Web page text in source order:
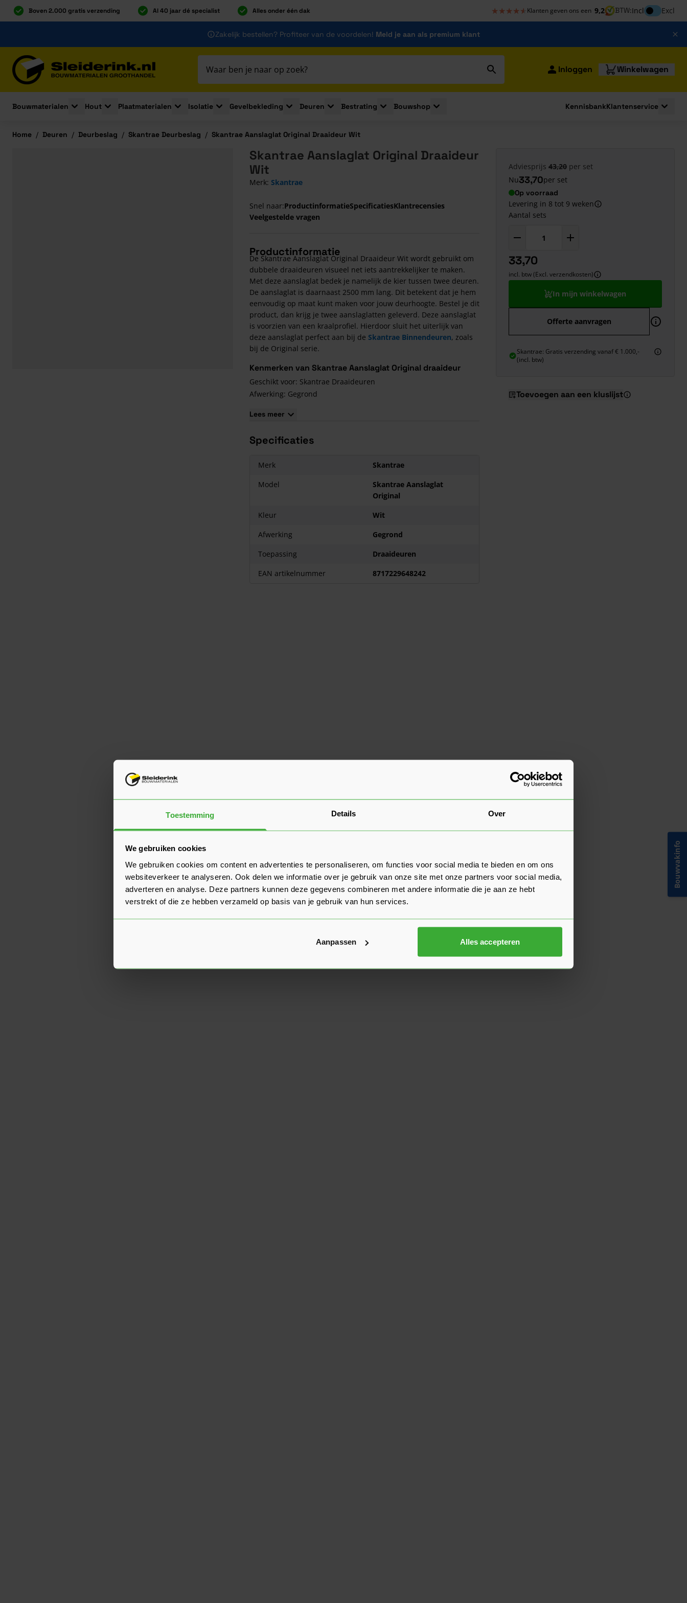
Toestemming Details Over
We gebruiken cookies
We gebruiken cookies om content en advertenties te personaliseren, om functies voor social media te bieden en om ons
websiteverkeer te analyseren. Ook delen we informatie over je gebruik van onze site met onze partners voor social media,
adverteren en analyse. Deze partners kunnen deze gegevens combineren met andere informatie die je aan ze hebt
verstrekt of die ze hebben verzameld op basis van je gebruik van hun services.
Aanpassen Alles accepteren
Boven 2.000 gratis verzending Al 40 jaar dé specialist Alles onder één dak ★★★★★
★★★★★ Klanten geven ons een 9,2 BTW:InclInclusief btw
Excl
Zakelijk bestellen? Profiteer van de voordelen! Meld je aan als premium klant
Inloggen Winkelwagen
Bouwmaterialen
Toggle submenu for Bouwmaterialen
Hout
Toggle submenu for Hout
Plaatmaterialen
Toggle submenu for Plaatmaterialen
Isolatie
Toggle submenu for Isolatie
Gevelbekleding
Toggle submenu for Gevelbekleding
Deuren
Toggle submenu for Deuren
Bestrating
Toggle submenu for Bestrating
Bouwshop
Toggle submenu for Bouwshop
KennisbankKlantenservice
Home / Deuren / Deurbeslag / Skantrae Deurbeslag / Skantrae Aanslaglat Original Draaideur Wit
Skantrae Aanslaglat Original Draaideur
Wit
Merk: Skantrae
Snel naar:ProductinformatieSpecificatiesKlantrecensies
Veelgestelde vragen
Productinformatie
De Skantrae Aanslaglat Original Draaideur Wit wordt gebruikt om
dubbele draaideuren visueel net iets aantrekkelijker te maken.
Met deze aanslaglat bedek je namelijk de kier tussen twee deuren.
De aanslaglat is daarnaast 2500 mm lang. Dit betekent dat je hem
eenvoudig op maat kunt maken voor jouw deurhoogte. Bestel je dit
product, dan krijg je twee aanslaglatten geleverd. Deze aanslaglat
is voorzien van een kraalprofiel. Hierdoor sluit het uiterlijk van
deze aanslaglat perfect aan bij de Skantrae Binnendeuren, zoals
bij de Original serie.
Kenmerken van Skantrae Aanslaglat Original draaideur
Geschikt voor: Skantrae Draaideuren
Afwerking: Gegrond
Inhoud: 2 stuks
Lees meer
Specificaties
Merk
Skantrae
Model
Skantrae Aanslaglat
Original
Kleur
Wit
Afwerking
Gegrond
Toepassing
Draaideuren
EAN artikelnummer
8717229648242
Adviesprijs 43,20 per set
Nu33,70per set
Op voorraad
Levering in 8 tot 9 weken
Aantal sets
33,70
incl. btw (Excl. verzendkosten)
In mijn winkelwagen
Offerte aanvragen
Skantrae: Gratis verzending vanaf € 1.000,-
(incl. btw)
Toevoegen aan een kluslijst
Bouwvakinfo